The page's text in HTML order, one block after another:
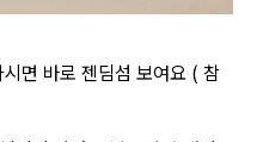
면 바로 젠딤섬 보여요 ( 참